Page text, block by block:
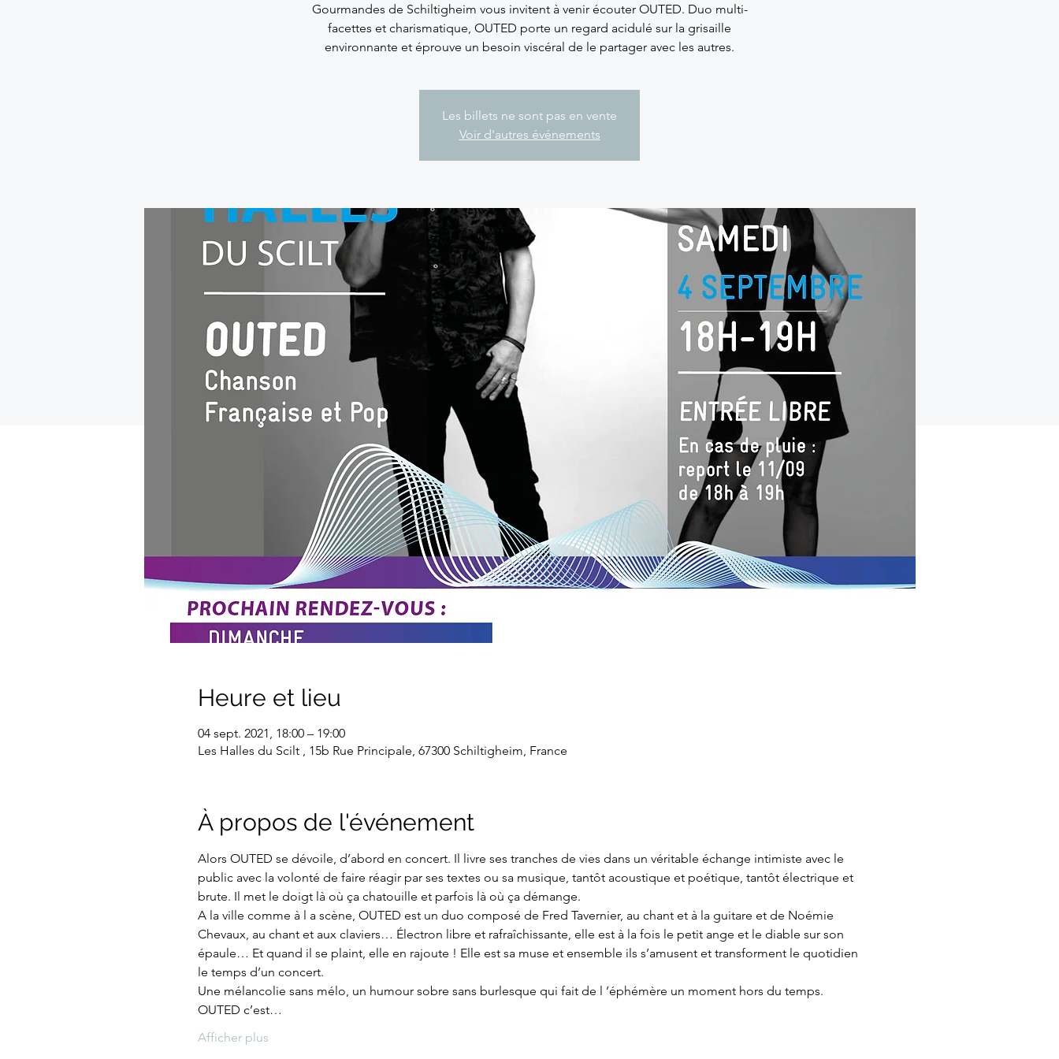
Gourmandes de Schiltigheim vous invitent à venir écouter OUTED. Duo multi-
facettes et charismatique, OUTED porte un regard acidulé sur la grisaille
environnante et éprouve un besoin viscéral de le partager avec les autres.
Les billets ne sont pas en vente
Voir d'autres événements
Heure et lieu
04 sept. 2021, 18:00 – 19:00
Les Halles du Scilt , 15b Rue Principale, 67300 Schiltigheim, France
À propos de l'événement
Alors OUTED se dévoile, d’abord en concert. Il livre ses tranches de vies dans un véritable échange intimiste avec le
public avec la volonté de faire réagir par ses textes ou sa musique, tantôt acoustique et poétique, tantôt électrique et
brute. Il met le doigt là où ça chatouille et parfois là où ça démange.
A la ville comme à l a scène, OUTED est un duo composé de Fred Tavernier, au chant et à la guitare et de Noémie
Chevaux, au chant et aux claviers… Électron libre et rafraîchissante, elle est à la fois le petit ange et le diable sur son
épaule… Et quand il se plaint, elle en rajoute ! Elle est sa muse et ensemble ils s’amusent et transforment le quotidien
le temps d’un concert.
Une mélancolie sans mélo, un humour sobre sans burlesque qui fait de l ’éphémère un moment hors du temps.
OUTED c’est…
Afficher plus